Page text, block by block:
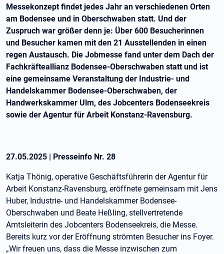
Messekonzept findet jedes Jahr an verschiedenen Orten
am Bodensee und in Oberschwaben statt. Und der
Zuspruch war größer denn je: Über 600 Besucherinnen
und Besucher kamen mit den 21 Ausstellenden in einen
regen Austausch. Die Jobmesse fand unter dem Dach der
Fachkräfteallianz Bodensee-Oberschwaben statt und ist
eine gemeinsame Veranstaltung der Industrie- und
Handelskammer Bodensee-Oberschwaben, der
Handwerkskammer Ulm, des Jobcenters Bodenseekreis
sowie der Agentur für Arbeit Konstanz-Ravensburg.
27.05.2025 | Presseinfo Nr. 28
Katja Thönig, operative Geschäftsführerin der Agentur für
Arbeit Konstanz-Ravensburg, eröffnete gemeinsam mit Jens
Huber, Industrie- und Handelskammer Bodensee-
Oberschwaben und Beate Heßling, stellvertretende
Amtsleiterin des Jobcenters Bodenseekreis, die Messe.
Bereits kurz vor der Eröffnung strömten Besucher ins Foyer.
„Wir freuen uns, dass die Messe inzwischen zum